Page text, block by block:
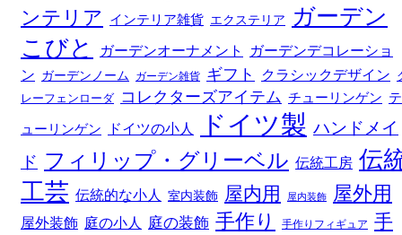
ンテリア インテリア雑貨 エクステリア
ガーデン
こびと
ガーデンオーナメント
ガーデンデコレーショ
ン ガーデンノーム ガーデン雑貨 ギフト クラシックデザイン
レーフェンローダ コレクターズアイテム チューリンゲン テ
ューリンゲン ドイツの小人 ドイツ製 ハンドメイ
ド フィリップ・グリーベル 伝統工房 伝
工芸 伝統的な小人 室内装飾 屋内用 屋内装飾 屋外用
屋外装飾 庭の小人 庭の装飾 手作り 手作りフィギュア
手